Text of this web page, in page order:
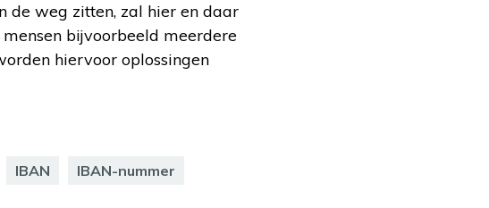
de weg zitten, zal hier en daar
bijvoorbeeld meerdere
hiervoor oplossingen
IBAN IBAN-nummer